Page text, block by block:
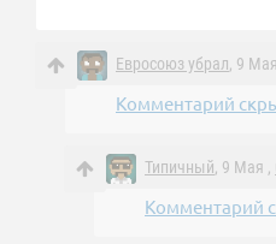
Евросоюз убрал, 9
Комментарий
Типичный, 9 Мая ,
Комментарий